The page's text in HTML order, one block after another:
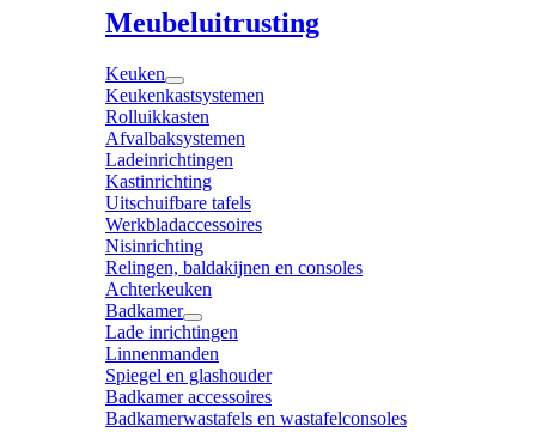
Meubeluitrusting
Keuken
Keukenkastsystemen
Rolluikkasten
Afvalbaksystemen
Ladeinrichtingen
Kastinrichting
Uitschuifbare tafels
Werkbladaccessoires
Nisinrichting
Relingen, baldakijnen en consoles
Achterkeuken
Badkamer
Lade inrichtingen
Linnenmanden
Spiegel en glashouder
Badkamer accessoires
Badkamerwastafels en wastafelconsoles